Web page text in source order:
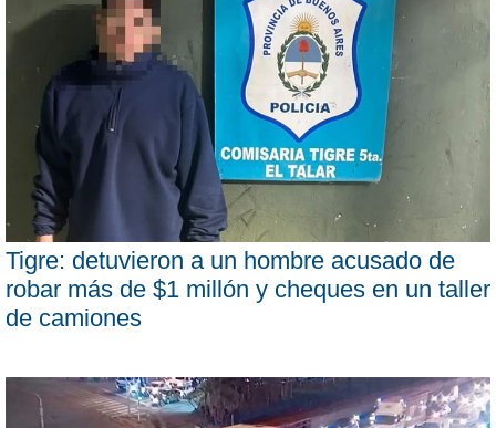
Tigre: detuvieron a un hombre acusado de
robar más de $1 millón y cheques en un taller
de camiones